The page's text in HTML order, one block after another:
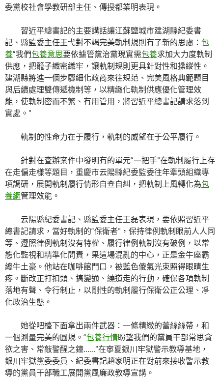
委黨校社會學教研部主任、傳授都業明表現。
習近平總書記的主要講話讓江蘇鹽城市建湖縣紀委書
記、縣監委主任王弋對不竭完美軌制規則有了新的思慮： 包
養“我們包養意思要依據管黨治黨現實需包養求加大力度軌制
供應，把籠子織密織牢，讓軌制規則更具針對性和操縱性。
建湖縣將進一個步驟細化政商來往規范、完美風格典範題目
與后續處理雙傳遞機制等，以精緻化軌制供應優化管理效
能，使軌制密而不繁、有用管用，將習近平總書記請求落到
實處。”
軌制的性命力在于履行，軌制的威望在于公平履行。
針對在查辦案件中發明有的單元“一把手”在軌制履行上存
在走偏走樣等題目，重慶市云陽縣紀委監委往年牽頭組織專
項調研，展開軌制履行情形自查自糾，把軌制上風轉化為包
養網管理效能。
云陽縣紀委書記、縣監委主任王磊表現，要依照習近平
總書記請求，當好軌制的“保衛者”，保持律例軌制眼前人人同
等、遵照律例軌制沒有特權、履行律例軌制沒有破例，以常
態化監視和精準化問責，果這場混亂的中心，正是金牛座霸
總牛土豪。他站在咖啡館門口，被藍色傻氣光束照得眼睛生
疼。斷改正打扣頭、搞變通、繞道走的行動，確保各項軌制
落地有聲、令行制止，以剛性的軌制履行保衛公正公理、凈
化政治生態。
她從吧檯下面拿出兩件武器：一條精緻的蕾絲絲帶，和
一個測量完美的圓規。“包養行情盼望我們的黨員干部常思貪
欲之害、常敲警醒之鐘……”在寧夏銀川牢獄警示教導基地，
銀川牢獄黨委委員、紀委書記趙家明正在對前來接收警示教
導的黨員干部職工展開黨風廉政教導宣講。